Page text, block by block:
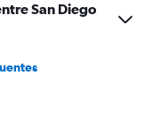
San Diego